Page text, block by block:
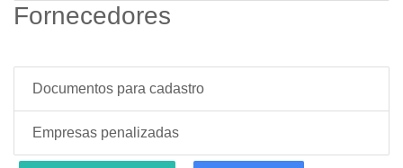
Fornecedores
Documentos para cadastro
Empresas penalizadas